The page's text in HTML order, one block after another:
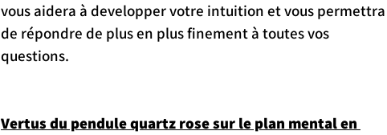
vous aidera à developper votre intuition et vous permettra
de répondre de plus en plus finement à toutes vos
questions.
Vertus du pendule quartz rose sur le plan mental en